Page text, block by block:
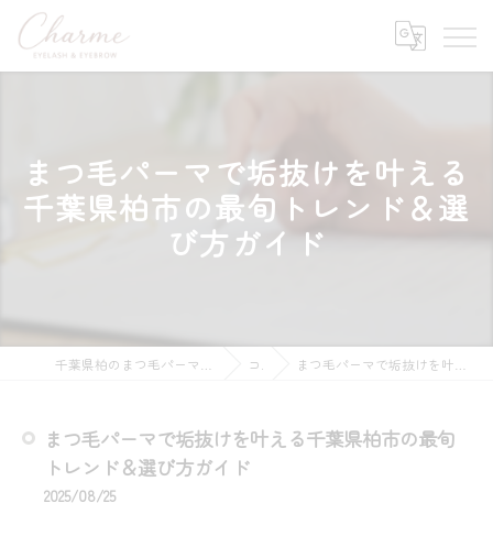
まつ毛パーマで垢抜けを叶える
千葉県柏市の最旬トレンド＆選
び方ガイド
コラム まつ毛パーマで垢抜けを叶える千葉県柏市の最旬トレンド＆選び方ガイド
まつ毛パーマで垢抜けを叶える千葉県柏市の最旬
トレンド＆選び方ガイド
2025/08/25